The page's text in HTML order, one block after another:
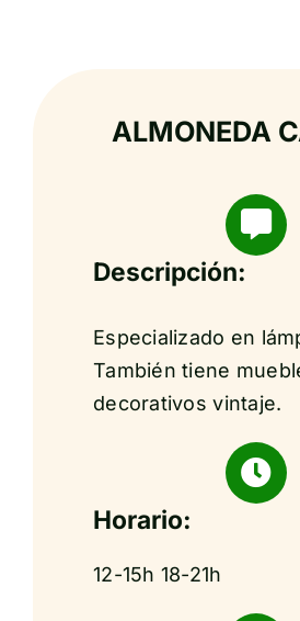
ALMONEDA
Descripción:
Especializado en
También tiene
decorativos vintaje.
Horario:
12-15h 18-21h